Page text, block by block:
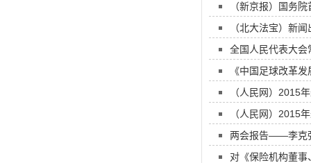
（新京报）国务
（北大法宝）新
全国人民代表大会
《中国足球改革
（人民网）2015
（人民网）2015
两会报告——李克
对《保险机构董